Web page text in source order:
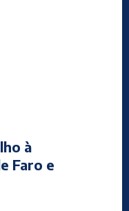
à
Faro e